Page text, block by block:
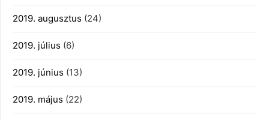
2019. augusztus (24)
2019. július (6)
2019. június (13)
2019. május (22)